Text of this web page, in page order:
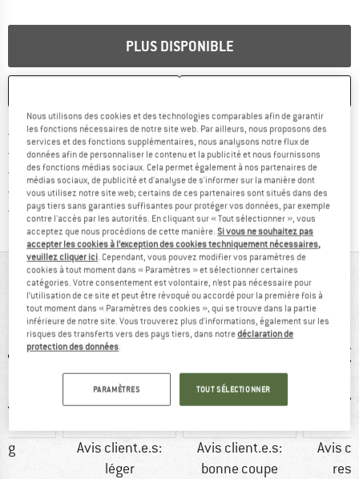
PLUS DISPONIBLE
Livraison gratuite dès 69 € (FR)Trouve les infos sur la
Droit de retour de 100 joursTrouve les informations de
> 4 000 000 clients satisfaits
Tous les articles disponibles
Protection des acheteurs de Trusted ShopsTrouve toutes les
VUE D'ENSEMBLE
Veste de pluie robuste et fiable
g
Avis client.e.s:
léger
Avis client.e.s:
bonne coupe
Avis
Nous utilisons des cookies et des technologies comparables afin de garantir
les fonctions nécessaires de notre site web. Par ailleurs, nous proposons des
services et des fonctions supplémentaires, nous analysons notre flux de
données afin de personnaliser le contenu et la publicité et nous fournissons
des fonctions médias sociaux. Cela permet également à nos partenaires de
médias sociaux, de publicité et d'analyse de s'informer sur la manière dont
vous utilisez notre site web; certains de ces partenaires sont situés dans des
pays tiers sans garanties suffisantes pour protéger vos données, par exemple
contre l'accès par les autorités. En cliquant sur « Tout sélectionner », vous
acceptez que nous procédions de cette manière.Si vous ne souhaitez pas
accepter les cookies à l’exception des cookies techniquement nécessaires,
veuillez cliquer ici. Cependant, vous pouvez modifier vos paramètres de
cookies à tout moment dans « Paramètres » et sélectionner certaines
catégories. Votre consentement est volontaire, n’est pas nécessaire pour
l’utilisation de ce site et peut être révoqué ou accordé pour la première fois à
tout moment dans « Paramètres des cookies », qui se trouve dans la partie
inférieure de notre site. Vous trouverez plus d'informations, également sur les
risques des transferts vers des pays tiers, dans notredéclaration de
protection des données.
PARAMÈTRES TOUT SÉLECTIONNER